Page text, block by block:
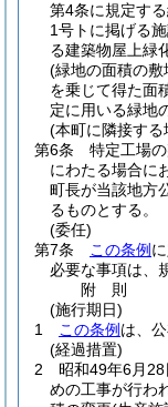
第4条に規定す
1号トに掲げる
る建築物屋上緑
(緑地の面積の
を乗じて得た面
定に用いる緑地
(本町に隣接す
第6条
特定工場
にわたる場合に
町長が当該地方
るものとする。
(委任)
第7条
この条例
必要な事項は、
附 則
(施行期日)
1
この条例 は、
(経過措置)
2
昭和49年6月
めの工事が行わ